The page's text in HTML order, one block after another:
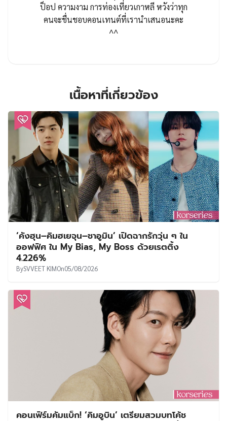
ป็อป ความงาม การท่องเที่ยวเกาหลี หวังว่าทุก
คนจะชื่นชอบคอนเทนต์ที่เรานำเสนอนะคะ
^^
เนื้อหาที่เกี่ยวข้อง
‘คังฮุน–คิมฮเยจุน–ชาอูมิน’ เปิดฉากรักวุ่น ๆ ใน
ออฟฟิศ ใน My Bias, My Boss ด้วยเรตติ้ง
4.226%
BySVVEET KIMOn05/08/2026
คอนเฟิร์มคัมแบ็ก! ‘คิมอูบิน’ เตรียมสวมบทโค้ช